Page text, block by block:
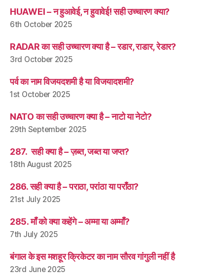
HUAWEI – न हुआवेई, न हुवावेई! सही उच्चारण क्या?
6th October 2025
RADAR का सही उच्चारण क्या है – रडार, राडार, रेडार?
3rd October 2025
पर्व का नाम विजयदशमी है या विजयादशमी?
1st October 2025
NATO का सही उच्चारण क्या है – नाटो या नेटो?
29th September 2025
287. सही क्या है – ज़ब्त, जब्त या जप्त?
18th August 2025
286. सही क्या है – पराठा, परांठा या पराँठा?
21st July 2025
285. माँ को क्या कहेंगे – अम्मा या अम्माँ?
7th July 2025
बंगाल के इस मशहूर क्रिकेटर का नाम सौरव गांगुली नहीं है
23rd June 2025